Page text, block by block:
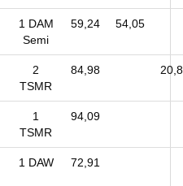
1 DAM
Semi
59,24 54,05
2
TSMR
84,98
1
TSMR
94,09
1 DAW 72,91